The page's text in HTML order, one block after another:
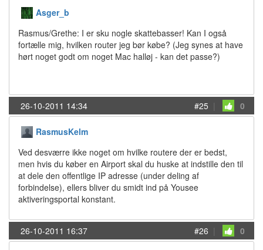
Asger_b
Rasmus/Grethe: I er sku nogle skattebasser! Kan I også
fortælle mig, hvilken router jeg bør købe? (Jeg synes at have
hørt noget godt om noget Mac halløj - kan det passe?)
26-10-2011 14:34 #25 | 0
RasmusKelm
Ved desværre ikke noget om hvilke routere der er bedst,
men hvis du køber en Airport skal du huske at indstille den til
at dele den offentlige IP adresse (under deling af
forbindelse), ellers bliver du smidt ind på Yousee
aktiveringsportal konstant.
26-10-2011 16:37 #26 | 0